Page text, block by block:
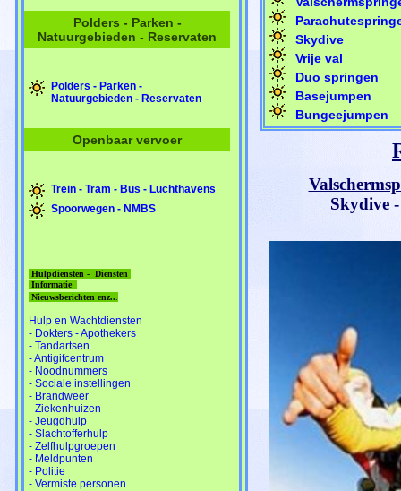
Polders - Parken -
Natuurgebieden - Reservaten
Polders - Parken -
Natuurgebieden - Reservaten
Openbaar vervoer
Trein - Tram - Bus - Luchthavens
Spoorwegen - NMBS
Hulpdiensten - Diensten
Informatie
Nieuwsberichten enz..
Hulp en Wachtdiensten
- Dokters - Apothekers
- Tandartsen
- Antigifcentrum
- Noodnummers
- Sociale instellingen
- Brandweer
- Ziekenhuizen
- Jeugdhulp
- Slachtofferhulp
- Zelfhulpgroepen
- Meldpunten
- Politie
- Vermiste personen
Skydive
Vrije val
Duo springen
Basejumpen
Bungeejumpen
Skydive